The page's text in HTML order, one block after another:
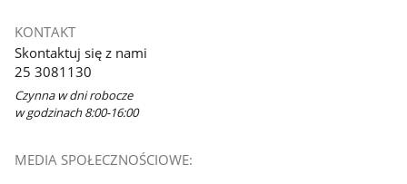
KONTAKT
Skontaktuj się z nami
25 3081130
Czynna w dni robocze
w godzinach 8:00-16:00
MEDIA SPOŁECZNOŚCIOWE: